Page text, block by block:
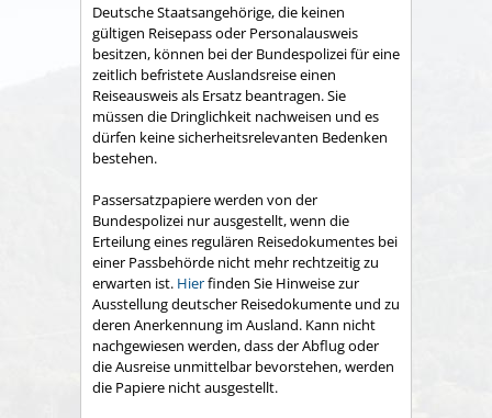
Deutsche Staatsangehörige, die keinen
gültigen Reisepass oder Personalausweis
besitzen, können bei der Bundespolizei für eine
zeitlich befristete Auslandsreise einen
Reiseausweis als Ersatz beantragen. Sie
müssen die Dringlichkeit nachweisen und es
dürfen keine sicherheitsrelevanten Bedenken
bestehen.
Passersatzpapiere werden von der
Bundespolizei nur ausgestellt, wenn die
Erteilung eines regulären Reisedokumentes bei
einer Passbehörde nicht mehr rechtzeitig zu
erwarten ist. Hierfinden Sie Hinweise zur
Ausstellung deutscher Reisedokumente und zu
deren Anerkennung im Ausland. Kann nicht
nachgewiesen werden, dass der Abflug oder
die Ausreise unmittelbar bevorstehen, werden
die Papiere nicht ausgestellt.